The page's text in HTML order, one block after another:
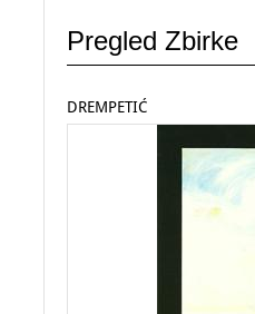
Pregled Zbirke
DREMPETIĆ